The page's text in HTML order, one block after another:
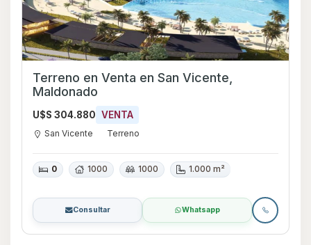
Terreno en Venta en San Vicente,
Maldonado
U$S 304.880 VENTA
San Vicente Terreno
0 1000 1000 1.000 m²
Consultar Whatsapp